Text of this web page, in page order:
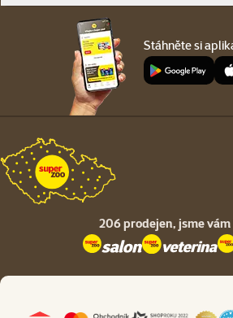
Stáhněte si
206 prodejen, jsme